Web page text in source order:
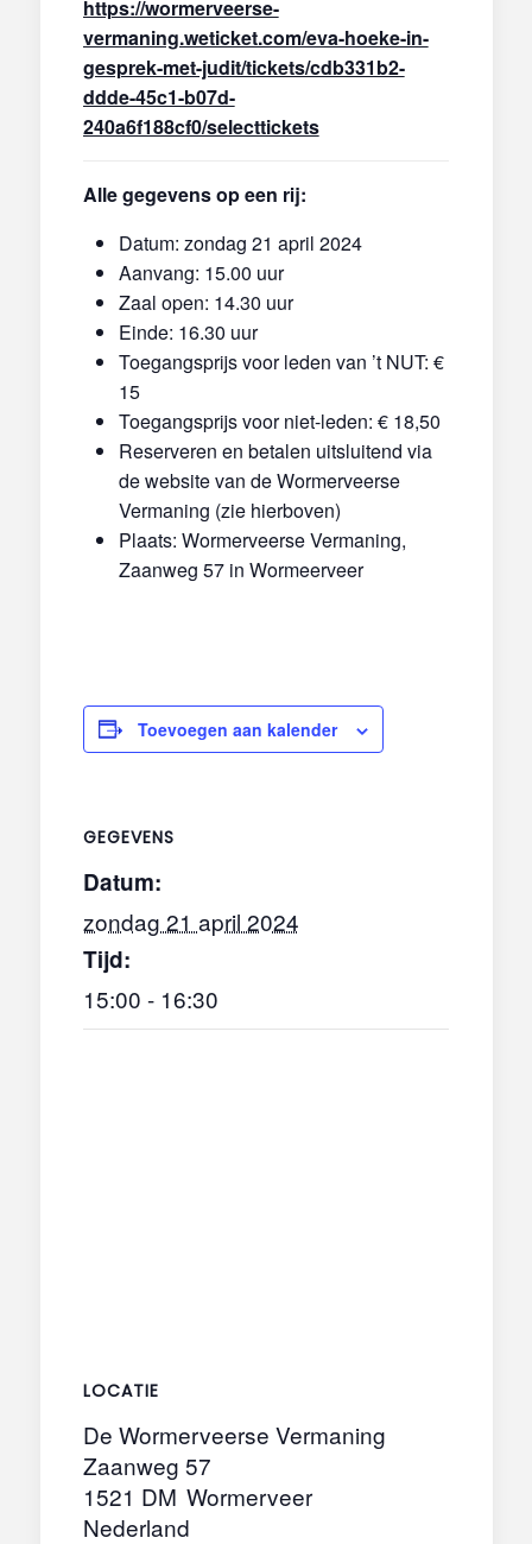
https://wormerveerse-
vermaning.weticket.com/eva-hoeke-in-
gesprek-met-judit/tickets/cdb331b2-
ddde-45c1-b07d-
240a6f188cf0/selecttickets
Alle gegevens op een rij:
Datum: zondag 21 april 2024
Aanvang: 15.00 uur
Zaal open: 14.30 uur
Einde: 16.30 uur
Toegangsprijs voor leden van ’t NUT: €
15
Toegangsprijs voor niet-leden: € 18,50
Reserveren en betalen uitsluitend via
de website van de Wormerveerse
Vermaning (zie hierboven)
Plaats: Wormerveerse Vermaning,
Zaanweg 57 in Wormeerveer
Toevoegen aan kalender
GEGEVENS
Datum:
zondag 21 april 2024
Tijd:
15:00 - 16:30
LOCATIE
De Wormerveerse Vermaning
Zaanweg 57
Wormerveer
1521 DM
Nederland